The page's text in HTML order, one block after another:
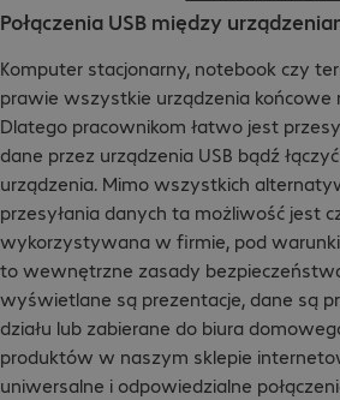
Połączenia USB między
Komputer stacjonarny, notebook czy
prawie wszystkie urządzenia końcowe
Dlatego pracownikom łatwo jest
dane przez urządzenia USB bądź
urządzenia. Mimo wszystkich
przesyłania danych ta możliwość jest
wykorzystywana w firmie, pod
to wewnętrzne zasady
wyświetlane są prezentacje, dane są
działu lub zabierane do biura
produktów w naszym sklepie
uniwersalne i odpowiedzialne